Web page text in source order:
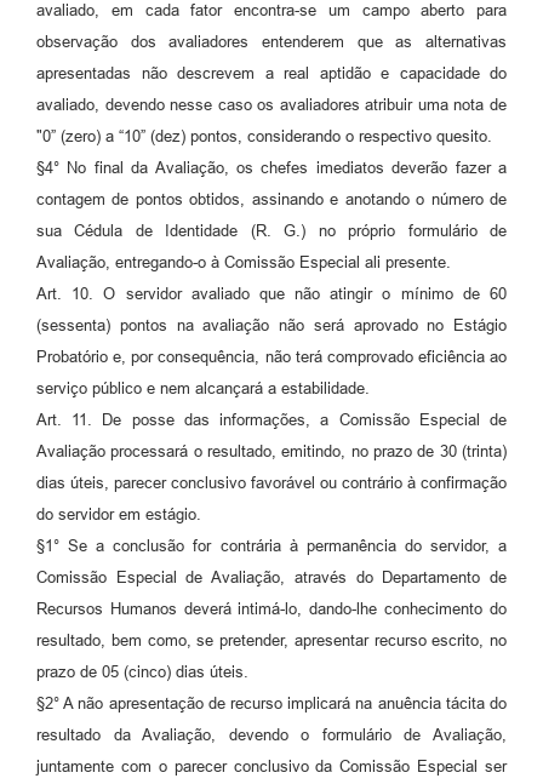
avaliado, em cada fator encontra-se um campo aberto para
observação dos avaliadores entenderem que as alternativas
apresentadas não descrevem a real aptidão e capacidade do
avaliado, devendo nesse caso os avaliadores atribuir uma nota de
"0” (zero) a “10” (dez) pontos, considerando o respectivo quesito.
§4° No final da Avaliação, os chefes imediatos deverão fazer a
contagem de pontos obtidos, assinando e anotando o número de
sua Cédula de Identidade (R. G.) no próprio formulário de
Avaliação, entregando-o à Comissão Especial ali presente.
Art. 10. O servidor avaliado que não atingir o mínimo de 60
(sessenta) pontos na avaliação não será aprovado no Estágio
Probatório e, por consequência, não terá comprovado eficiência ao
serviço público e nem alcançará a estabilidade.
Art. 11. De posse das informações, a Comissão Especial de
Avaliação processará o resultado, emitindo, no prazo de 30 (trinta)
dias úteis, parecer conclusivo favorável ou contrário à confirmação
do servidor em estágio.
§1° Se a conclusão for contrária à permanência do servidor, a
Comissão Especial de Avaliação, através do Departamento de
Recursos Humanos deverá intimá-lo, dando-lhe conhecimento do
resultado, bem como, se pretender, apresentar recurso escrito, no
prazo de 05 (cinco) dias úteis.
§2° A não apresentação de recurso implicará na anuência tácita do
resultado da Avaliação, devendo o formulário de Avaliação,
juntamente com o parecer conclusivo da Comissão Especial ser